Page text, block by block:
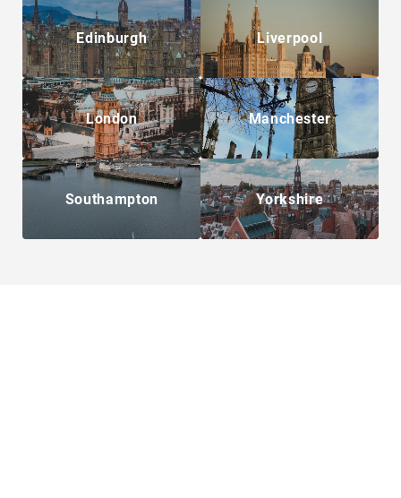
Edinburgh Liverpool
London Manchester
Southampton Yorkshire